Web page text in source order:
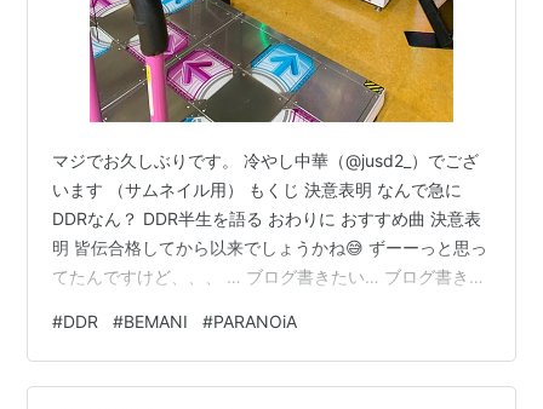
マジでお久しぶりです。 冷やし中華（@jusd2_）でござ
います （サムネイル用） もくじ 決意表明 なんで急に
DDRなん？ DDR半生を語る おわりに おすすめ曲 決意表
明 皆伝合格してから以来でしょうかね😅 ずーーっと思っ
てたんですけど、、、 … ブログ書きたい… ブログ書きた
(ブーン…) ブログ書きたい♡ (HIKAKIN GAMES) ブンブ
ンハローYouTube！ヒカキンゲームズへようこそ！どう
もヒカキンです…… はぁ〜ブログ書きたいっ！(ﾋﾞｮｰﾝ)う
#DDR #BEMANI #PARANOiA